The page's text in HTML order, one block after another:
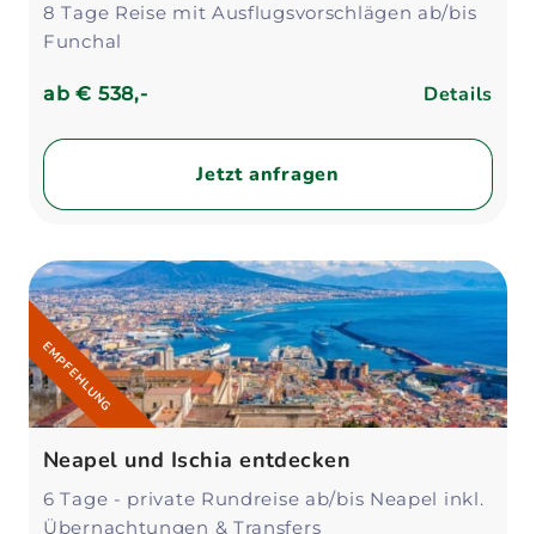
8 Tage Reise mit Ausflugsvorschlägen ab/bis
Funchal
ab€ 538,- Details
Jetzt anfragen
EMPFEHLUNG
Neapel und Ischia entdecken
6 Tage - private Rundreise ab/bis Neapel inkl.
Übernachtungen & Transfers